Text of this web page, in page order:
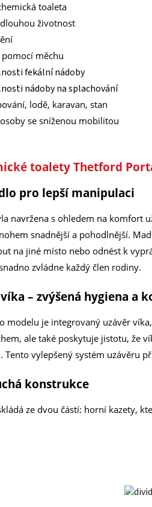
toaleta
životnost
měchu
fekální nádoby
nádoby na splachování
lodě, karavan, stan
se sníženou mobilitou
toalety Thetford
pro lepší manipulaci
navržena s ohledem na komfort
snadnější a pohodlnější.
na jiné místo nebo odnést k
zvládne každý člen rodiny.
– zvýšená hygiena a
modelu je integrovaný uzávěr
ale také poskytuje jistotu, že
Tento vylepšený systém uzávěru
konstrukce
ze dvou částí: horní kazety,